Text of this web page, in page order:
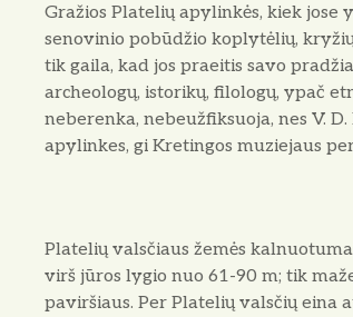
Gražios Platelių apylinkės, kiek jose
senovinio pobūdžio koplytėlių,
tik gaila, kad jos praeitis savo
archeologų, istorikų, filologų, ypač
neberenka, nebeužfiksuoja, nes V.
apylinkes, gi Kretingos muziejaus
Platelių valsčiaus žemės
virš jūros lygio nuo 61-90 m; tik
paviršiaus. Per Platelių valsčių eina